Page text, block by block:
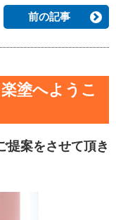
前の記事
塗へようこ
提案をさせて頂き